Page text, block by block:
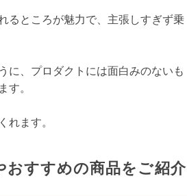
るところが魅力で、主張しすぎず乗
に、プロダクトには面白みのないも
。
ます。
すすめの商品をご紹介